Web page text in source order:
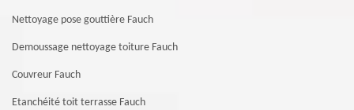
Nettoyage pose gouttière Fauch
Demoussage nettoyage toiture Fauch
Couvreur Fauch
Etanchéité toit terrasse Fauch